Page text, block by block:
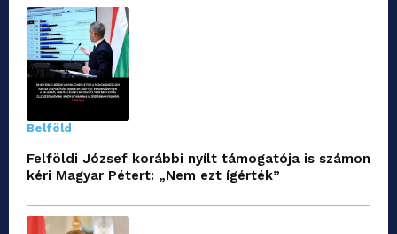
Belföld
Felföldi József korábbi nyílt támogatója is számon
kéri Magyar Pétert: „Nem ezt ígérték”